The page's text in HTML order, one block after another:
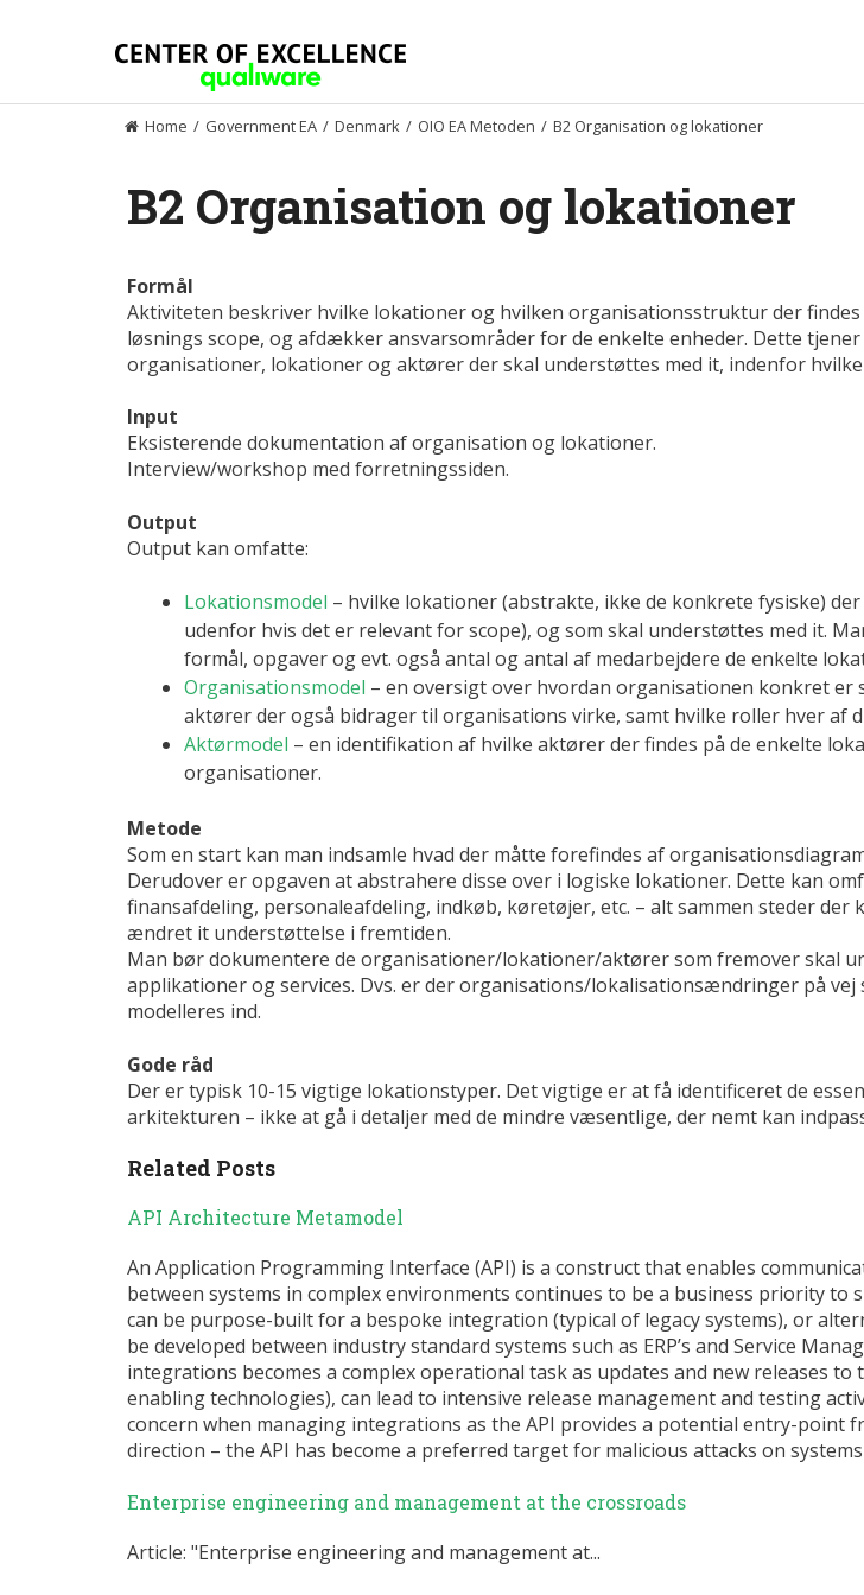
Home / Government EA / Denmark / OIO EA Metoden / B2 Organisation og lokationer
B2 Organisation og lokationer
Formål
Aktiviteten beskriver hvilke lokationer og hvilken organisationsstruktur der
løsnings scope, og afdækker ansvarsområder for de enkelte enheder. Dette
organisationer, lokationer og aktører der skal understøttes med it, indenfor
Input
Eksisterende dokumentation af organisation og lokationer.
Interview/workshop med forretningssiden.
Output
Output kan omfatte:
Lokationsmodel – hvilke lokationer (abstrakte, ikke de konkrete fysiske)
udenfor hvis det er relevant for scope), og som skal understøttes med it.
formål, opgaver og evt. også antal og antal af medarbejdere de enkelte
Organisationsmodel – en oversigt over hvordan organisationen konkret
aktører der også bidrager til organisations virke, samt hvilke roller hver af
Aktørmodel – en identifikation af hvilke aktører der findes på de enkelte
organisationer.
Metode
Som en start kan man indsamle hvad der måtte forefindes af
Derudover er opgaven at abstrahere disse over i logiske lokationer. Dette kan
finansafdeling, personaleafdeling, indkøb, køretøjer, etc. – alt sammen steder
ændret it understøttelse i fremtiden.
Man bør dokumentere de organisationer/lokationer/aktører som fremover skal
applikationer og services. Dvs. er der organisations/lokalisationsændringer på vej
modelleres ind.
Gode råd
Der er typisk 10-15 vigtige lokationstyper. Det vigtige er at få identificeret de
arkitekturen – ikke at gå i detaljer med de mindre væsentlige, der nemt kan
Related Posts
API Architecture Metamodel
An Application Programming Interface (API) is a construct that enables
between systems in complex environments continues to be a business priority to
can be purpose-built for a bespoke integration (typical of legacy systems), or
be developed between industry standard systems such as ERP’s and Service
integrations becomes a complex operational task as updates and new releases to
enabling technologies), can lead to intensive release management and testing
concern when managing integrations as the API provides a potential entry-point
direction – the API has become a preferred target for malicious attacks on
Enterprise engineering and management at the crossroads
Article: "Enterprise engineering and management at...